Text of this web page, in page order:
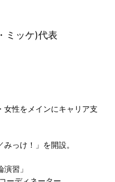
ミッケ)代表
女性をメインにキャリア支
っけ！」を開設。
習」